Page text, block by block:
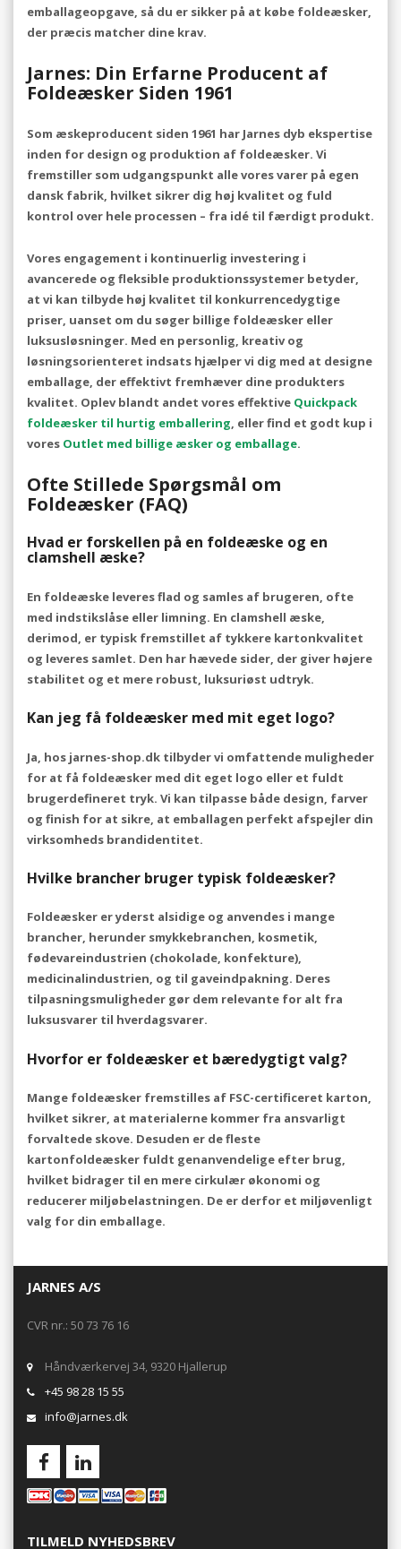
emballageopgave, så du er sikker på at købe foldeæsker,
der præcis matcher dine krav.
Jarnes: Din Erfarne Producent af
Foldeæsker Siden 1961
Som æskeproducent siden 1961 har Jarnes dyb ekspertise
inden for design og produktion af foldeæsker. Vi
fremstiller som udgangspunkt alle vores varer på egen
dansk fabrik, hvilket sikrer dig høj kvalitet og fuld
kontrol over hele processen – fra idé til færdigt produkt.
Vores engagement i kontinuerlig investering i
avancerede og fleksible produktionssystemer betyder,
at vi kan tilbyde høj kvalitet til konkurrencedygtige
priser, uanset om du søger billige foldeæsker eller
luksusløsninger. Med en personlig, kreativ og
løsningsorienteret indsats hjælper vi dig med at designe
emballage, der effektivt fremhæver dine produkters
kvalitet. Oplev blandt andet vores effektive Quickpack
foldeæsker til hurtig emballering, eller find et godt kup i
vores Outlet med billige æsker og emballage.
Ofte Stillede Spørgsmål om
Foldeæsker (FAQ)
Hvad er forskellen på en foldeæske og en
clamshell æske?
En foldeæske leveres flad og samles af brugeren, ofte
med indstikslåse eller limning. En clamshell æske,
derimod, er typisk fremstillet af tykkere kartonkvalitet
og leveres samlet. Den har hævede sider, der giver højere
stabilitet og et mere robust, luksuriøst udtryk.
Kan jeg få foldeæsker med mit eget logo?
Ja, hos jarnes-shop.dk tilbyder vi omfattende muligheder
for at få foldeæsker med dit eget logo eller et fuldt
brugerdefineret tryk. Vi kan tilpasse både design, farver
og finish for at sikre, at emballagen perfekt afspejler din
virksomheds brandidentitet.
Hvilke brancher bruger typisk foldeæsker?
Foldeæsker er yderst alsidige og anvendes i mange
brancher, herunder smykkebranchen, kosmetik,
fødevareindustrien (chokolade, konfekture),
medicinalindustrien, og til gaveindpakning. Deres
tilpasningsmuligheder gør dem relevante for alt fra
luksusvarer til hverdagsvarer.
Hvorfor er foldeæsker et bæredygtigt valg?
Mange foldeæsker fremstilles af FSC-certificeret karton,
hvilket sikrer, at materialerne kommer fra ansvarligt
forvaltede skove. Desuden er de fleste
kartonfoldeæsker fuldt genanvendelige efter brug,
hvilket bidrager til en mere cirkulær økonomi og
reducerer miljøbelastningen. De er derfor et miljøvenligt
valg for din emballage.
JARNES A/S
CVR nr.: 50 73 76 16
Håndværkervej 34, 9320 Hjallerup
+45 98 28 15 55
info@jarnes.dk
TILMELD NYHEDSBREV